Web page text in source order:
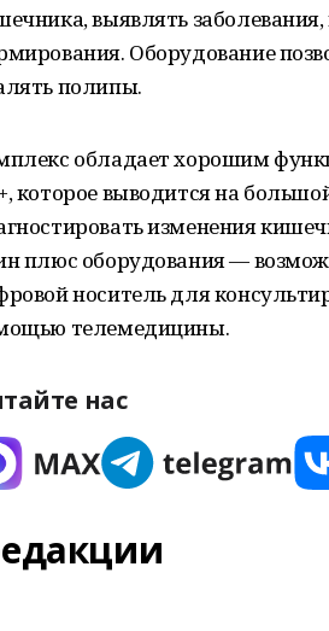
выявлять
Оборудование
полипы.
обладает хорошим
которое выводится на
изменения
плюс оборудования —
носитель для
телемедицины.
нас